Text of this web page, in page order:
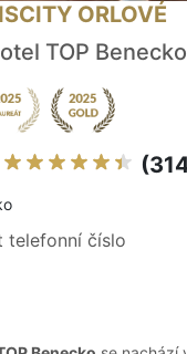
ORLOVÉ
TOP Benecko
telefonní číslo